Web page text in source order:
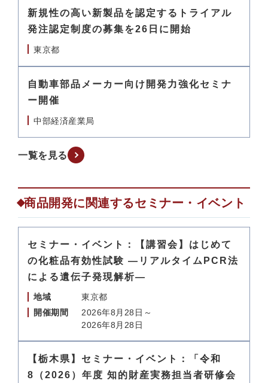
新規性の高い新製品を認定するトライアル
発注認定制度の募集を26日に開始
東京都
自動車部品メーカー向け開発力強化セミナ
ー開催
中部経済産業局
一覧を見る
商品開発に関連するセミナー・イベント
セミナー・イベント：【講習会】はじめて
の化粧品有効性試験 ―リアルタイムPCR法
による遺伝子発現解析―
地域
東京都
開催期間
2026年8月28日～
2026年8月28日
【栃木県】セミナー・イベント：「令和
8（2026）年度 知的財産実務担当者研修会